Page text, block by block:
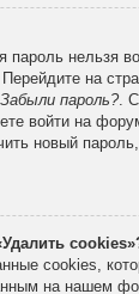
пароль нельзя
на
Забыли пароль?.
войти на
новый
cookies,
на нашем